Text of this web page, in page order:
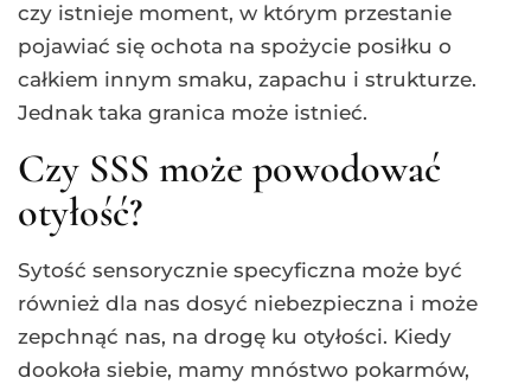
czy istnieje moment, w którym przestanie
pojawiać się ochota na spożycie posiłku o
całkiem innym smaku, zapachu i strukturze.
Jednak taka granica może istnieć.
Czy SSS może powodować
otyłość?
Sytość sensorycznie specyficzna może być
również dla nas dosyć niebezpieczna i może
zepchnąć nas, na drogę ku otyłości. Kiedy
dookoła siebie, mamy mnóstwo pokarmów,